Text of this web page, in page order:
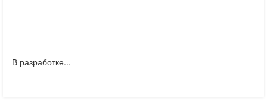
В разработке...